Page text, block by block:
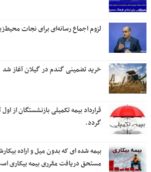
لزوم اجماع رسانه‌ای برای نجات
خرید تضمینی گندم در گیلان آغاز شد
قرارداد بیمه تکمیلی بازنشستگان از
گردد.
بیمه شده ای که بدون میل و اراده
مستحق دریافت مقرری بیمه بیکاری